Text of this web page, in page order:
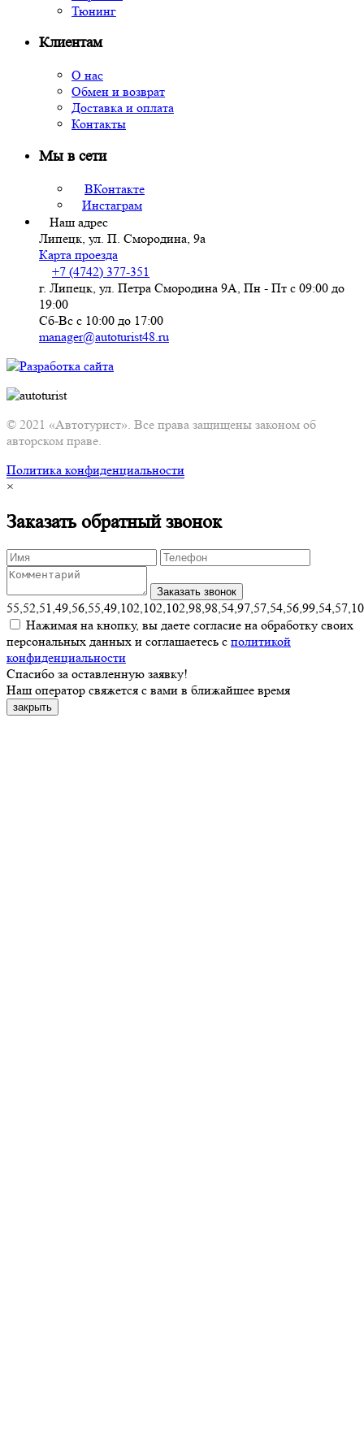
Тюнинг
Клиентам
О нас
Обмен и возврат
Доставка и оплата
Контакты
Мы в сети
ВКонтакте
Инстаграм
Наш адрес
Липецк, ул. П. Смородина, 9а
Карта проезда
+7 (4742) 377-351
г. Липецк, ул. Петра Смородина 9А, Пн - Пт с 09:00 до
19:00
Сб-Вс с 10:00 до 17:00
manager@autoturist48.ru
© 2021 «Автотурист». Все права защищены законом об
авторском праве.
Политика конфиденциальности
×
Заказать обратный звонок
Нажимая на кнопку, вы даете согласие на обработку своих
персональных данных и соглашаетесь с политикой
конфиденциальности
Спасибо за оставленную заявку!
Наш оператор свяжется с вами в ближайшее время
закрыть